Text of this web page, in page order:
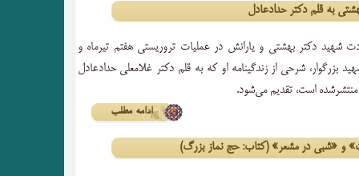
به قلم دکتر حدادعادل
شهید دکتر بهشتی و یارانش در عملیات تروریستی هفتم تیرماه و
بزرگوار، شرحی از زندگینامه او که به قلم دکتر غلامعلی حدادعادل
منتشرشده است، تقدیم می‌شود.
ادامه مطلب
و «شبى در مشعر» (کتاب: حج نماز بزرگ)